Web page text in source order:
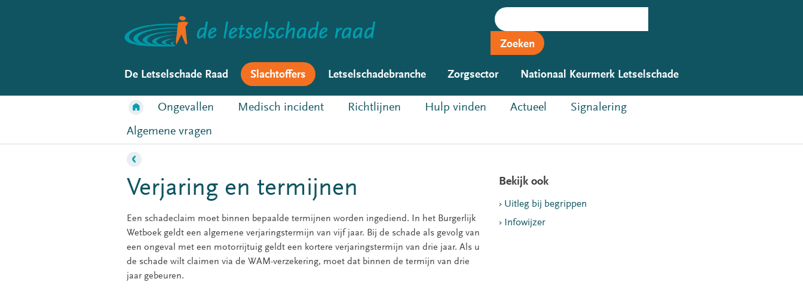
Zoeken
De Letselschade Raad Slachtoffers Letselschadebranche Zorgsector Nationaal Keurmerk Letselschade
Ongevallen Medisch incident Richtlijnen Hulp vinden Actueel
Signalering
Algemene vragen
Verjaring en termijnen
Een schadeclaim moet binnen bepaalde termijnen worden ingediend. In het Burgerlijk
Wetboek geldt een algemene verjaringstermijn van vijf jaar. Bij de schade als gevolg van
een ongeval met een motorrijtuig geldt een kortere verjaringstermijn van drie jaar. Als u
de schade wilt claimen via de WAM-verzekering, moet dat binnen de termijn van drie
jaar gebeuren.
Bekijk ook
Uitleg bij begrippen
Infowijzer